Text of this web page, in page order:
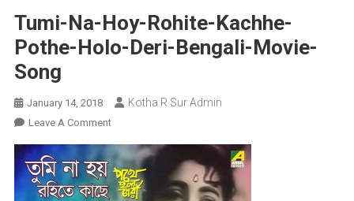
Tumi-Na-Hoy-Rohite-Kachhe-
Pothe-Holo-Deri-Bengali-Movie-
Song
January 14, 2018 Kotha R Sur Admin
Leave A CommentOn
Na-
Hoy-
Rohite-